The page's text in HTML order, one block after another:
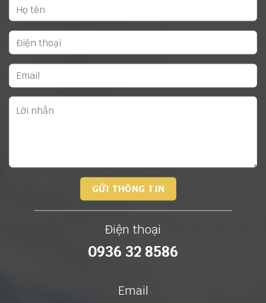
Điện thoại
0936 32 8586
Email